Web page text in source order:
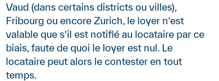
Vaud (dans certains districts ou villes),
Fribourg ou encore Zurich, le loyer n’est
valable que s’il est notifié au locataire par ce
biais, faute de quoi le loyer est nul. Le
locataire peut alors le contester en tout
temps.